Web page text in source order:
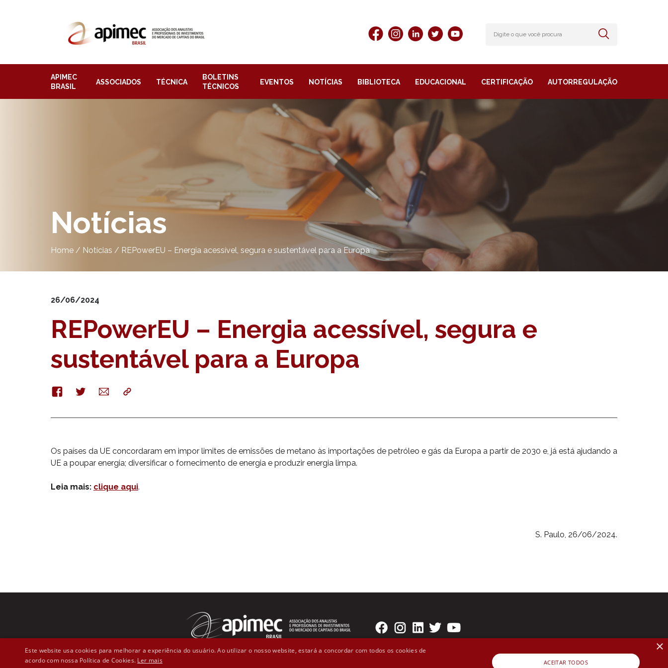
APIMEC
BRASIL
ASSOCIADOS TÉCNICA
BOLETINS
TÉCNICOS
EVENTOS NOTÍCIAS BIBLIOTECA EDUCACIONAL CERTIFICAÇÃO AUTORREGULAÇÃO
Notícias
Home / Notícias / REPowerEU – Energia acessível, segura e sustentável para a Europa
26/06/2024
REPowerEU – Energia acessível, segura e
sustentável para a Europa
FacebookTwitterE-
mail
Copy
Os países da UE concordaram em impor limites de emissões de metano às importações de petróleo e gás da Europa a partir de 2030 e, já está ajudando a
UE a poupar energia; diversificar o fornecimento de energia e produzir energia limpa.
Leia mais: clique aqui.
S. Paulo, 26/06/2024.
×
Este website usa cookies para melhorar a experiência do usuário. Ao utilizar o nosso website, estará a concordar com todos os cookies de
acordo com nossa Política de Cookies. Ler mais ACEITAR TODOS